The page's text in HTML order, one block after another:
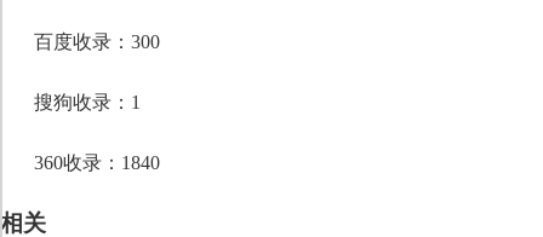
百度收录：300
搜狗收录：1
360收录：1840
相关
字体